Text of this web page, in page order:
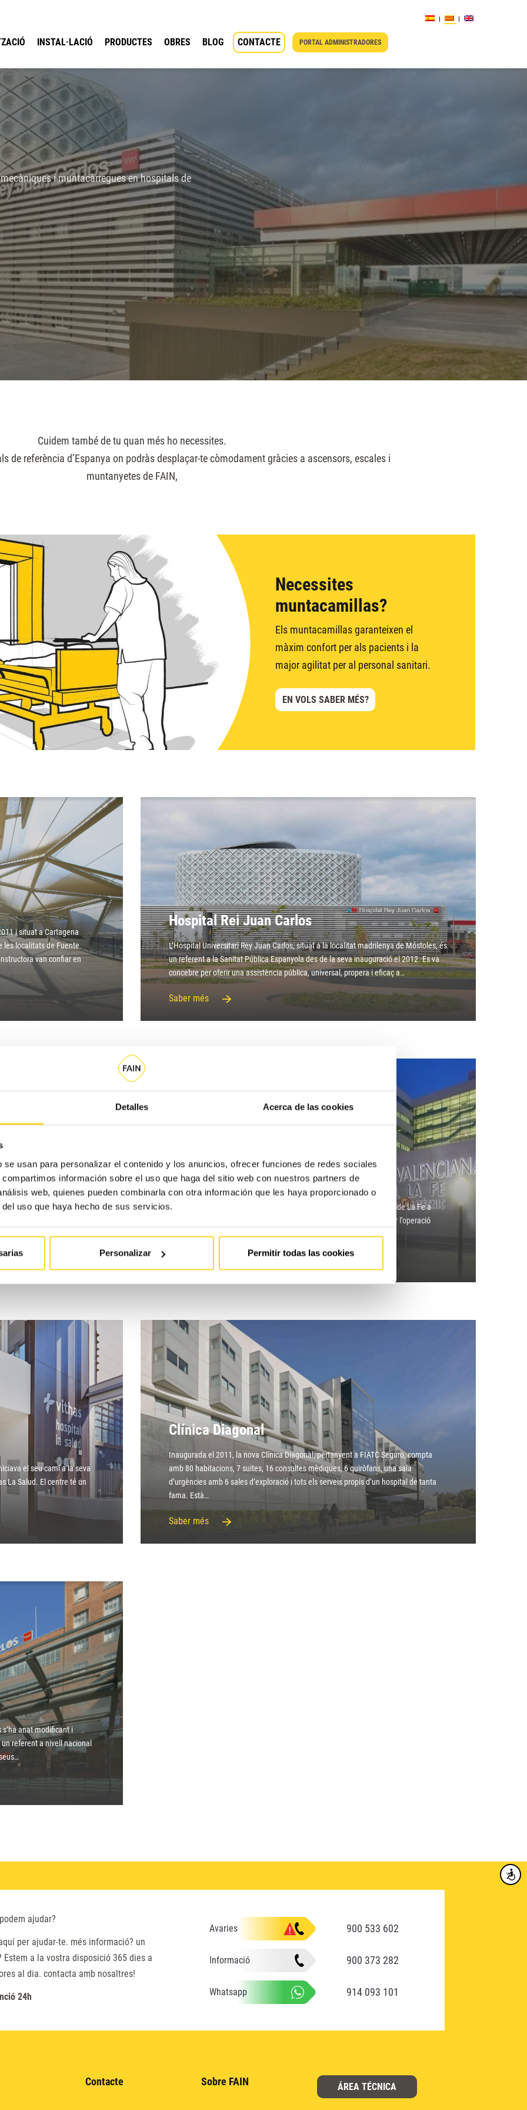
Detalles Acerca de las cookies
usan para personalizar el contenido y los anuncios, ofrecer funciones de redes sociales
información sobre el uso que haga del sitio web con nuestros partners de
web, quienes pueden combinarla con otra información que les haya proporcionado o
uso que haya hecho de sus servicios.
Personalizar Permitir todas las cookies
INSTAL·LACIÓ PRODUCTES OBRES BLOG CONTACTE PORTAL ADMINISTRADORES
i muntacàrregues en hospitals de
Cuidem també de tu quan més ho necessites.
de referència d’Espanya on podràs desplaçar-te còmodament gràcies a ascensors, escales i
muntanyetes de FAIN,
Necessites
muntacamillas?
Els muntacamillas garanteixen el
màxim confort per als pacients i la
major agilitat per al personal sanitari.
EN VOLS SABER MÉS?
i situat a Cartagena
les localitats de Fuente
van confiar en
Hospital Rei Juan Carlos
L’Hospital Universitari Rey Juan Carlos, situat a la localitat madrilenya de Móstoles, és
un referent a la Sanitat Pública Espanyola des de la seva inauguració el 2012. Es va
concebre per oferir una assistència pública, universal, propera i eficaç a…
Saber més
la població madrilenya
tasca ha estat
Top 20 (a la categoria
Hospital de la Fe
Entre novembre del 2010 i febrer del 2011 es va dur a terme el trasllat de La Fe a
unes noves instal·lacions al sud de la ciutat. La reubicació va constituir l’operació
logística de més envergadura i complexitat realitzada fins…
el seu camí a la seva
La Salud. El centre té un
Clínica Diagonal
Inaugurada el 2011, la nova Clínica Diagonal, pertanyent a FIATC Seguro, compta
amb 80 habitacions, 7 suites, 16 consultes mèdiques, 6 quiròfans, una sala
d’urgències amb 6 sales d’exploració i tots els serveis propis d’un hospital de tanta
fama. Està…
Saber més
s’ha anat modificant i
referent a nivell nacional
ajudar?
per ajudar-te. més informació? un
a la vostra disposició 365 dies a
al dia. contacta amb nosaltres!
24h
Avaries 900 533 602
Informació 900 373 282
Whatsapp 914 093 101
Contacte Sobre FAIN ÁREA TÉCNICA